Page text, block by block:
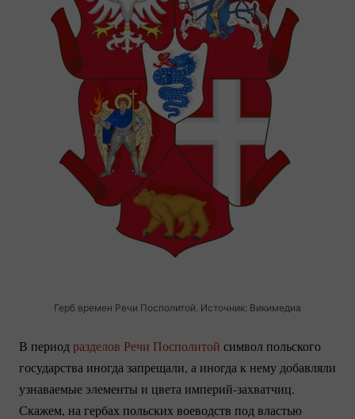
Герб времен Речи Посполитой. Источник: Викимедиа
В период разделов Речи Посполитой символ польского
государства иногда запрещали, а иногда к нему добавляли
узнаваемые элементы и цвета империй-захватчиц.
Скажем, на гербах польских воеводств под властью